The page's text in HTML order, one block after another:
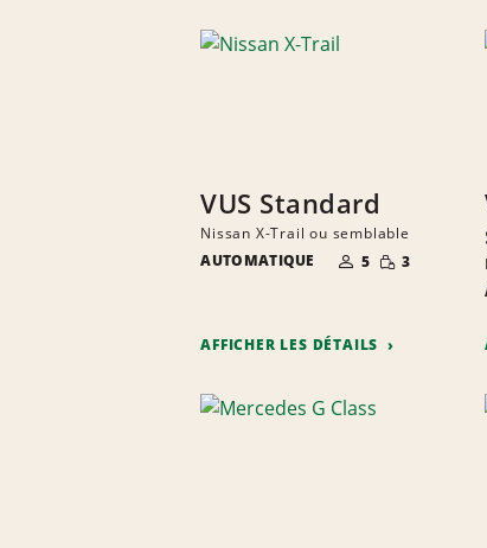
VUS Standard
Nissan X-Trail ou semblable
AUTOMATIQUE
NOMBRE DE
PERSONNES
5 QUANTITÉ
RÉDUITE
3
AFFICHER LES DÉTAILS